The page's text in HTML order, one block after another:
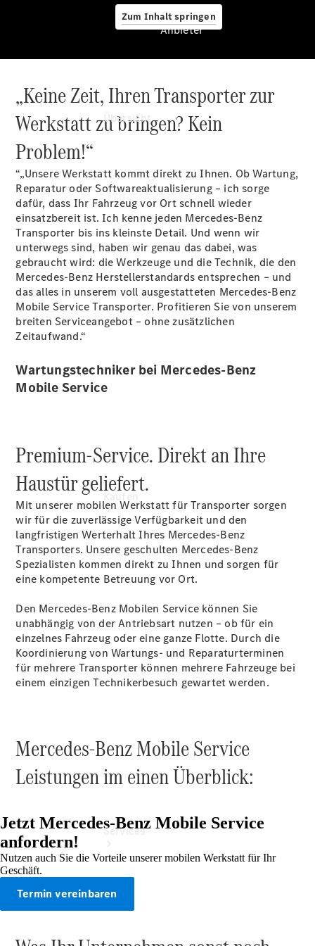
Zum Inhalt springen
Anbieter
Übersicht
Startseite
Ansprechpartner
finden
Probefahrt
vereinbaren
Beratung
vereinbaren
Übersicht
Gebrauchtwagensuche
Junge
Sterne
Digitale
Extras
Services
Anbieter
„Keine Zeit, Ihren Transporter zur
Werkstatt zu bringen? Kein
Problem!“
“„Unsere Werkstatt kommt direkt zu Ihnen. Ob Wartung,
Reparatur oder Softwareaktualisierung – ich sorge
dafür, dass Ihr Fahrzeug vor Ort schnell wieder
einsatzbereit ist. Ich kenne jeden Mercedes-Benz
Transporter bis ins kleinste Detail. Und wenn wir
unterwegs sind, haben wir genau das dabei, was
gebraucht wird: die Werkzeuge und die Technik, die den
Mercedes-Benz Herstellerstandards entsprechen – und
das alles in unserem voll ausgestatteten Mercedes-Benz
Mobile Service Transporter. Profitieren Sie von unserem
breiten Serviceangebot – ohne zusätzlichen
Zeitaufwand.“
Wartungstechniker bei Mercedes-Benz
Mobile Service
Premium-Service. Direkt an Ihre
Haustür geliefert.
Mit unserer mobilen Werkstatt für Transporter sorgen
wir für die zuverlässige Verfügbarkeit und den
langfristigen Werterhalt Ihres Mercedes-Benz
Transporters. Unsere geschulten Mercedes-Benz
Spezialisten kommen direkt zuIhnen und sorgen für
eine kompetente Betreuung vor Ort.
Den Mercedes-Benz Mobilen Service können Sie
unabhängig von der Antriebsart nutzen – ob für ein
einzelnes Fahrzeug oder eine ganze Flotte. Durch die
Koordinierung von Wartungs- und Reparaturterminen
für mehrere Transporter können mehrere Fahrzeuge bei
einem einzigen Technikerbesuch gewartet werden.
Mercedes-Benz Mobile Service
Leistungenim einen Überblick:
Jetzt Mercedes-Benz Mobile Service
anfordern!
Nutzen auch Sie die Vorteile unserer mobilen Werkstatt für Ihr
Geschäft.
Termin vereinbaren